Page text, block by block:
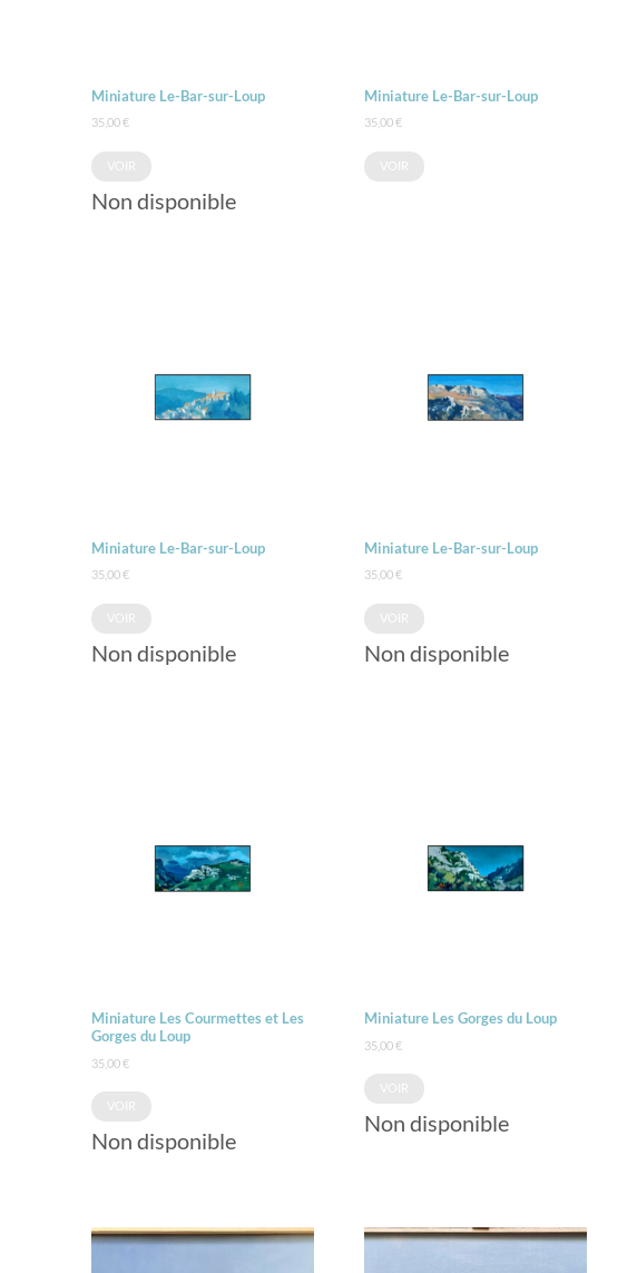
Miniature Le-Bar-sur-Loup
35,00€
Non disponible
Miniature Le-Bar-sur-Loup
35,00€
Miniature Le-Bar-sur-Loup
35,00€
Non disponible
Miniature Le-Bar-sur-Loup
35,00€
Non disponible
Miniature Les Courmettes et Les
Gorges du Loup
35,00€
Non disponible
Miniature Les Gorges du Loup
35,00€
Non disponible